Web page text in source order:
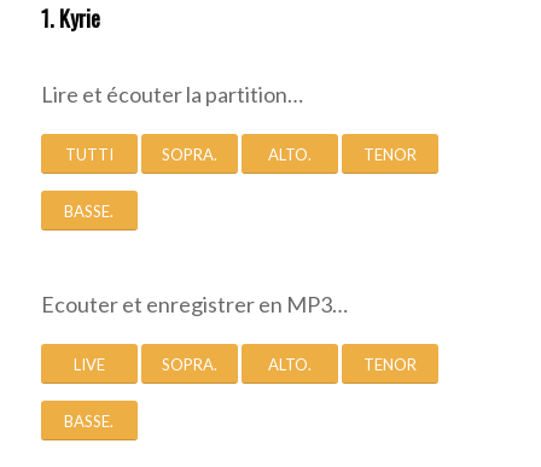
1. Kyrie
Lire et écouter la partition…
TUTTI SOPRA. ALTO. TENOR
BASSE.
Ecouter et enregistrer en MP3…
LIVE SOPRA. ALTO. TENOR
BASSE.